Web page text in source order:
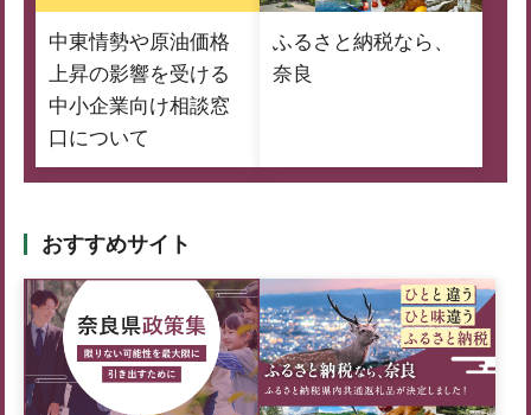
中東情勢や原油価格
上昇の影響を受ける
中小企業向け相談窓
口について
ふるさと納税なら、
奈良
おすすめサイト